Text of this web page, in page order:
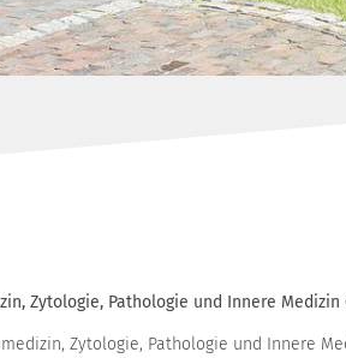
Zytologie, Pathologie und Innere Medizin
Zytologie, Pathologie und Innere